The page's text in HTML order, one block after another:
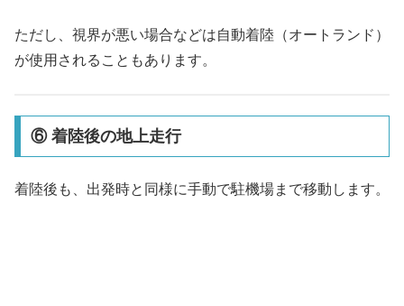
ただし、視界が悪い場合などは自動着陸（オートランド）
が使用されることもあります。
⑥ 着陸後の地上走行
着陸後も、出発時と同様に手動で駐機場まで移動します。